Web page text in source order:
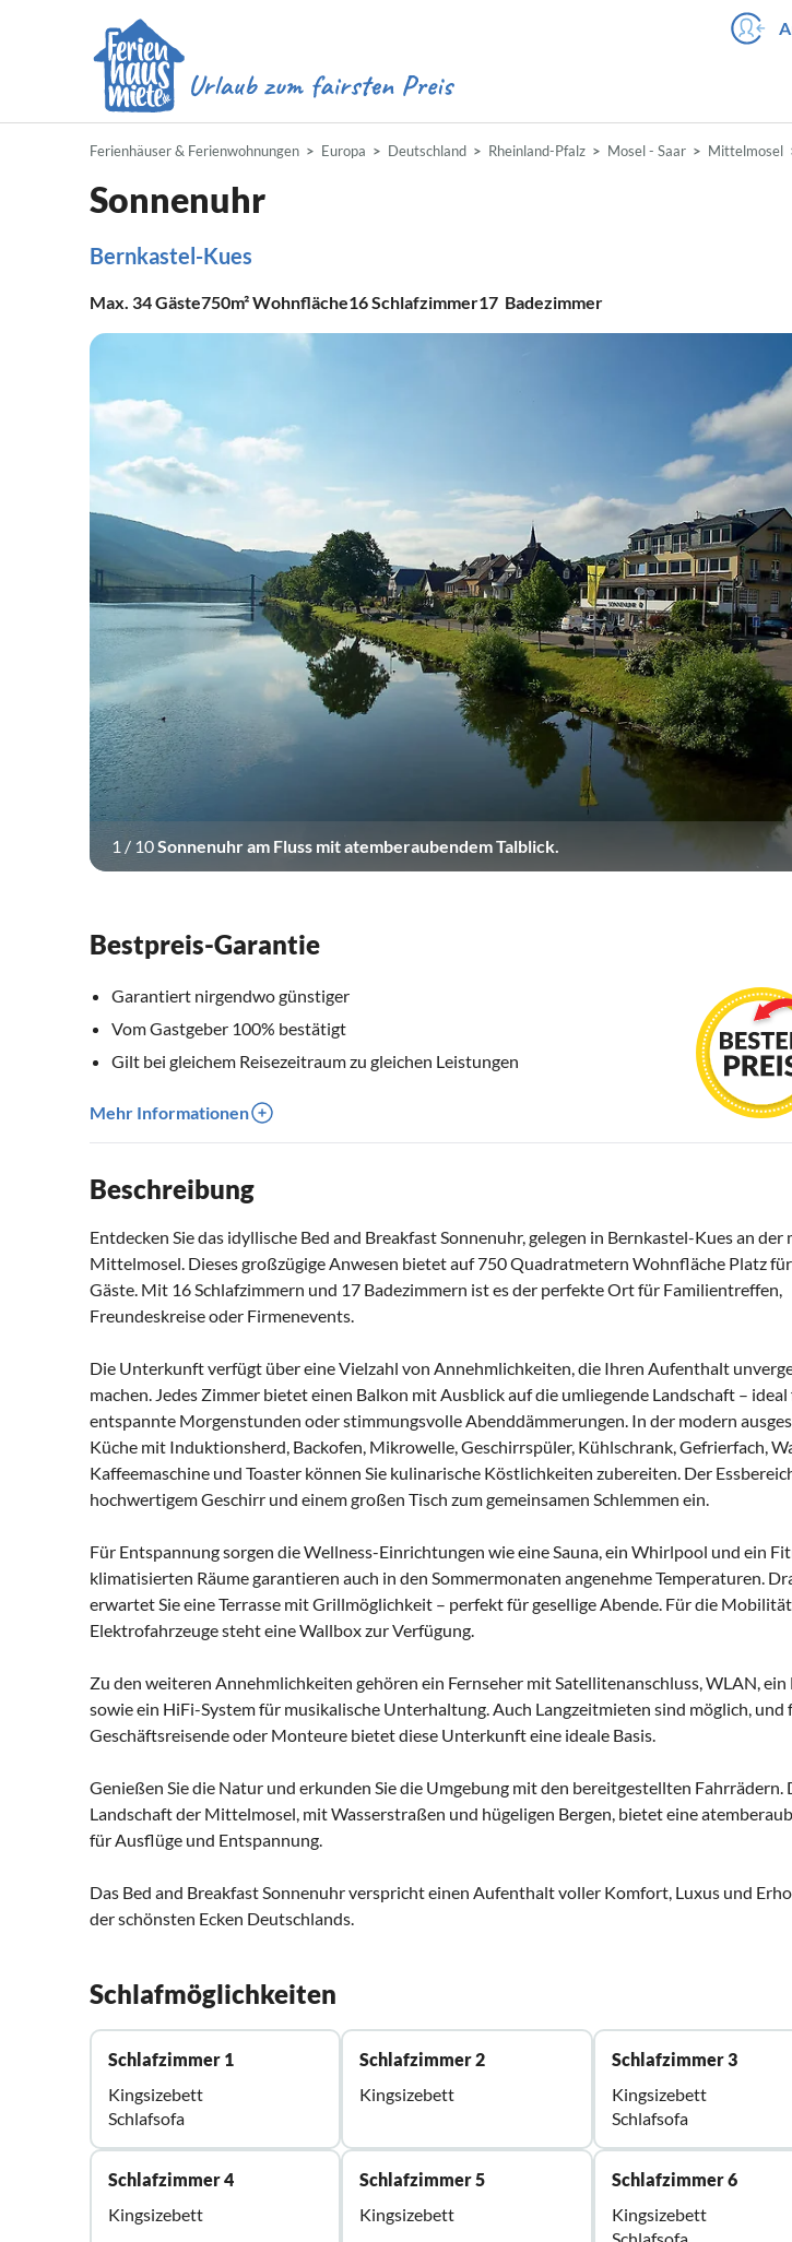
Ferienhäuser & Ferienwohnungen Europa Deutschland Rheinland-Pfalz Mosel - Saar Mittelmosel
Sonnenuhr
Bernkastel-Kues
Max. 34Gäste750m²Wohnfläche16Schlafzimmer17 Badezimmer
1 / 10Sonnenuhr am Fluss mit atemberaubendem Talblick.
Bestpreis-Garantie
Garantiert nirgendwo günstiger
Vom Gastgeber 100% bestätigt
Gilt bei gleichem Reisezeitraum zu gleichen Leistungen
Mehr Informationen
Beschreibung
Entdecken Sie das idyllische Bed and Breakfast Sonnenuhr, gelegen in Bernkastel-Kues an der
Mittelmosel. Dieses großzügige Anwesen bietet auf 750 Quadratmetern Wohnfläche Platz
Gäste. Mit 16 Schlafzimmern und 17 Badezimmern ist es der perfekte Ort für Familientreffen,
Freundeskreise oder Firmenevents.
Die Unterkunft verfügt über eine Vielzahl von Annehmlichkeiten, die Ihren Aufenthalt
machen. Jedes Zimmer bietet einen Balkon mit Ausblick auf die umliegende Landschaft –
entspannte Morgenstunden oder stimmungsvolle Abenddämmerungen. In der modern
Küche mit Induktionsherd, Backofen, Mikrowelle, Geschirrspüler, Kühlschrank, Gefrierfach,
Kaffeemaschine und Toaster können Sie kulinarische Köstlichkeiten zubereiten. Der
hochwertigem Geschirr und einem großen Tisch zum gemeinsamen Schlemmen ein.
Für Entspannung sorgen die Wellness-Einrichtungen wie eine Sauna, ein Whirlpool und ein
klimatisierten Räume garantieren auch in den Sommermonaten angenehme Temperaturen.
erwartet Sie eine Terrasse mit Grillmöglichkeit – perfekt für gesellige Abende. Für die
Elektrofahrzeuge steht eine Wallbox zur Verfügung.
Zu den weiteren Annehmlichkeiten gehören ein Fernseher mit Satellitenanschluss, WLAN,
sowie ein HiFi-System für musikalische Unterhaltung. Auch Langzeitmieten sind möglich, und
Geschäftsreisende oder Monteure bietet diese Unterkunft eine ideale Basis.
Genießen Sie die Natur und erkunden Sie die Umgebung mit den bereitgestellten Fahrrädern.
Landschaft der Mittelmosel, mit Wasserstraßen und hügeligen Bergen, bietet eine
für Ausflüge und Entspannung.
Das Bed and Breakfast Sonnenuhr verspricht einen Aufenthalt voller Komfort, Luxus und
der schönsten Ecken Deutschlands.
Schlafmöglichkeiten
Schlafzimmer 1
Kingsizebett
Schlafsofa
Schlafzimmer 2
Kingsizebett
Schlafzimmer 3
Kingsizebett
Schlafsofa
Schlafzimmer 4
Kingsizebett
Schlafzimmer 5
Kingsizebett
Schlafzimmer 6
Kingsizebett